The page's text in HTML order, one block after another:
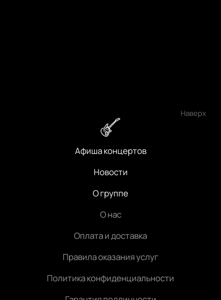
Наверх
Афиша концертов
Новости
О группе
О нас
Оплата и доставка
Правила оказания услуг
Политика конфиденциальности